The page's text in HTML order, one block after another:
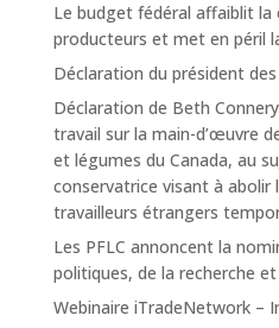
Le budget fédéral affaiblit
producteurs et met en péril
Déclaration du président des
Déclaration de Beth
travail sur la main-d’œuvre
et légumes du Canada, au
conservatrice visant à abolir
travailleurs étrangers
Les PFLC annoncent la
politiques, de la recherche
Webinaire iTradeNetwork –